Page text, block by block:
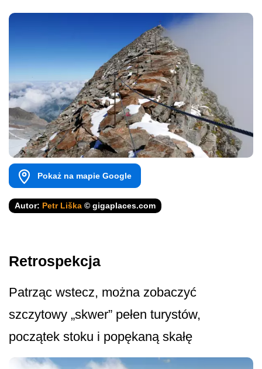
Pokaż na mapie Google
Autor: Petr Liška © gigaplaces.com
Retrospekcja
Patrząc wstecz, można zobaczyć
szczytowy „skwer” pełen turystów,
początek stoku i popękaną skałę